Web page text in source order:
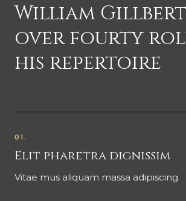
William Gillbert
over fourty
his repertoire
01.
Elit pharetra dignissim
Vitae mus aliquam massa adipiscing